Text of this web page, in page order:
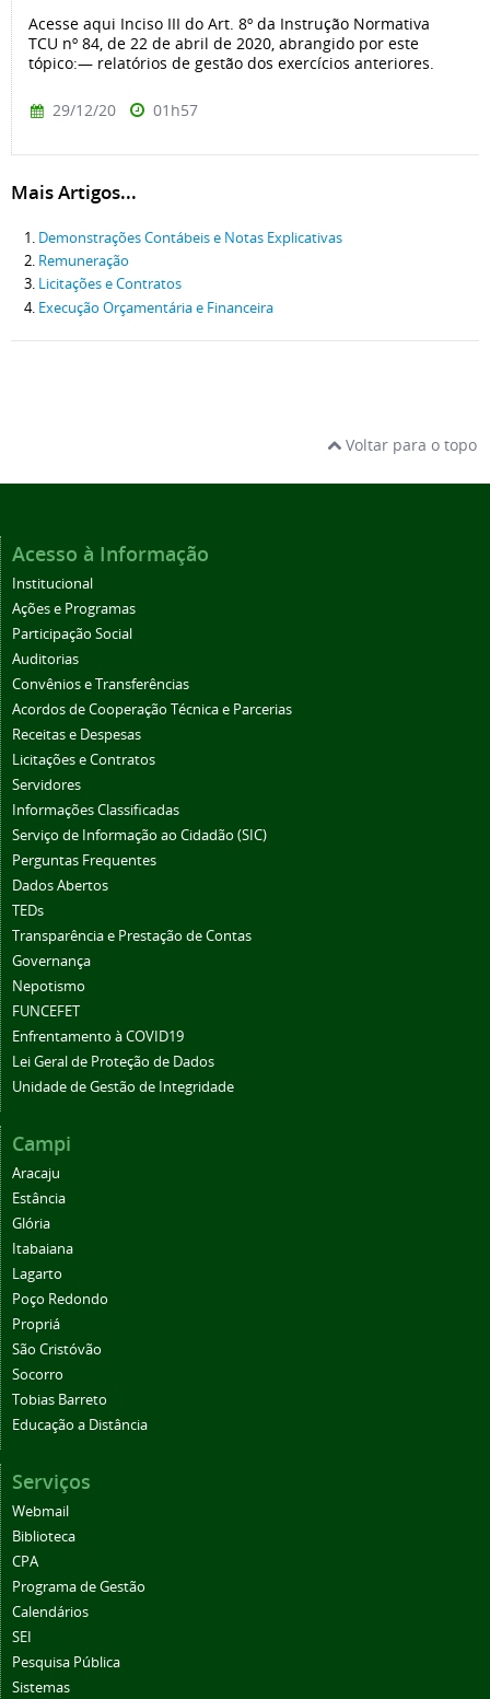
Acesse aqui Inciso III do Art. 8º da Instrução Normativa
TCU nº 84, de 22 de abril de 2020, abrangido por este
tópico:— relatórios de gestão dos exercícios anteriores.
29/12/20 01h57
Mais Artigos...
Demonstrações Contábeis e Notas Explicativas
Remuneração
Licitações e Contratos
Execução Orçamentária e Financeira
Voltar para o topo
Acesso à Informação
Institucional
Ações e Programas
Participação Social
Auditorias
Convênios e Transferências
Acordos de Cooperação Técnica e Parcerias
Receitas e Despesas
Licitações e Contratos
Servidores
Informações Classificadas
Serviço de Informação ao Cidadão (SIC)
Perguntas Frequentes
Dados Abertos
TEDs
Transparência e Prestação de Contas
Governança
Nepotismo
FUNCEFET
Enfrentamento à COVID19
Lei Geral de Proteção de Dados
Unidade de Gestão de Integridade
Campi
Aracaju
Estância
Glória
Itabaiana
Lagarto
Poço Redondo
Propriá
São Cristóvão
Socorro
Tobias Barreto
Educação a Distância
Serviços
Webmail
Biblioteca
CPA
Programa de Gestão
Calendários
SEI
Pesquisa Pública
Sistemas